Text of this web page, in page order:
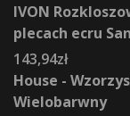
IVON
plecach ecru
143,94zł
House -
Wielobarwny